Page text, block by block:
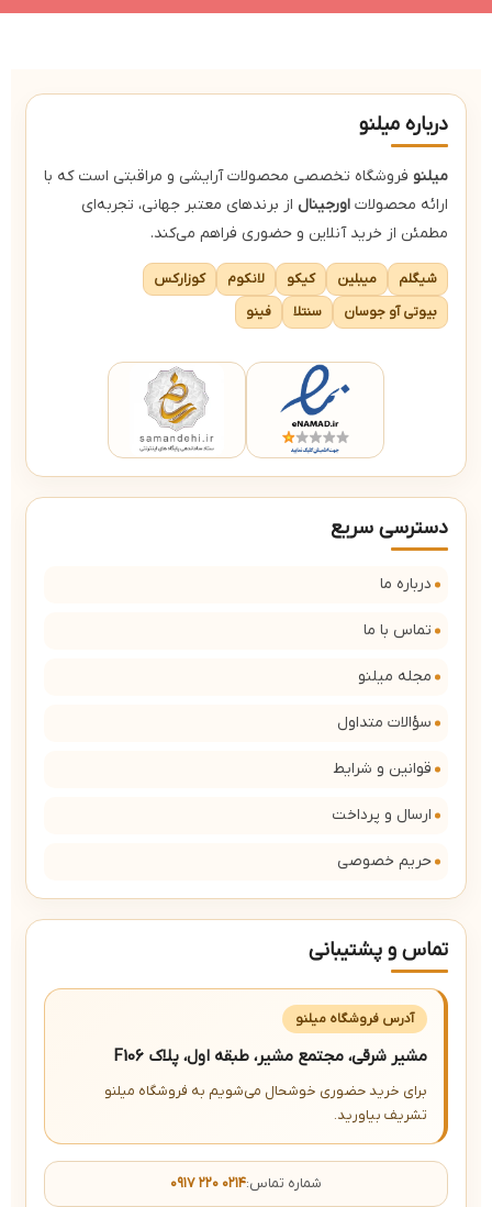
خواص مرطوب‌کننده
خواص مرطوب‌کننده
درباره میلنو
میلنو فروشگاه تخصصی محصولات آرایشی و مراقبتی است که با
ارائه محصولات اورجینال از برندهای معتبر جهانی، تجربه‌ای
مطمئن از خرید آنلاین و حضوری فراهم می‌کند.
شیگلم میبلین کیکو لانکوم
کوزارکس
بیوتی آو جوسان
سنتلا فینو
دسترسی سریع
درباره ما
تماس با ما
مجله میلنو
سؤالات متداول
قوانین و شرایط
ارسال و پرداخت
حریم خصوصی
تماس و پشتیبانی
آدرس فروشگاه میلنو
مشیر شرقی، مجتمع مشیر، طبقه اول، پلاک F106
برای خرید حضوری خوشحال می‌شویم به فروشگاه میلنو
تشریف بیاورید.
شماره تماس:۰۹۱۷ ۲۲۰ ۰۲۱۴